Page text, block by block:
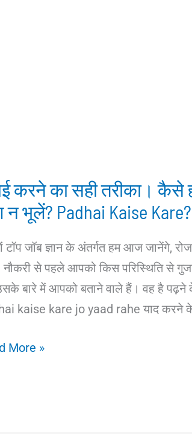
करने का सही तरीका। कैसे
भूलें? Padhai Kaise Kare?
टॉप जॉब ज्ञान के अंतर्गत हम आज जानेंगे,
से पहले आपको किस परिस्थिति से
बारे में आपको बताने वाले हैं। वह है पढ़ने
kaise kare jo yaad rahe याद करने
More »